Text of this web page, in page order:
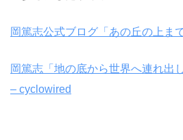
岡篤志公式ブログ「あの丘の上まで
岡篤志「地の底から世界へ連れ出
– cyclowired